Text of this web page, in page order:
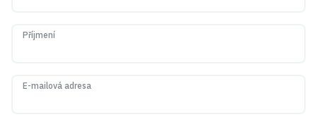
Příjmení
E-mailová adresa